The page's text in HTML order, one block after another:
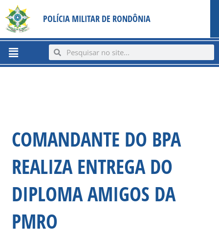
content
para
conteúdo
POLÍCIA MILITAR DE RONDÔNIA
Menu SearchSearch
COMANDANTE DO BPA
REALIZA ENTREGA DO
DIPLOMA AMIGOS DA
PMRO